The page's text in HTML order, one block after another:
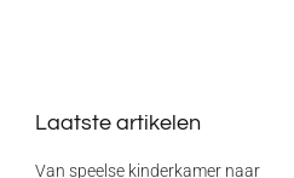
Laatste artikelen
Van speelse kinderkamer naar